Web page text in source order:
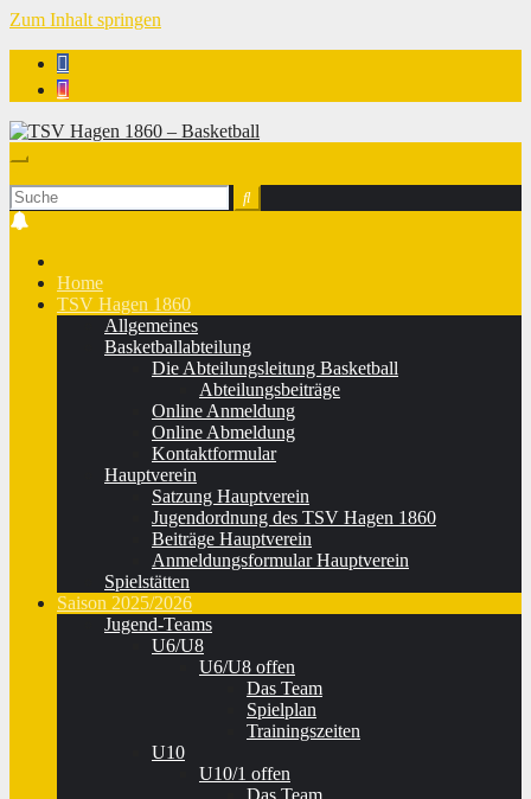
Zum Inhalt springen
Home
TSV Hagen 1860
Allgemeines
Basketballabteilung
Die Abteilungsleitung Basketball
Abteilungsbeiträge
Online Anmeldung
Online Abmeldung
Kontaktformular
Hauptverein
Satzung Hauptverein
Jugendordnung des TSV Hagen 1860
Beiträge Hauptverein
Anmeldungsformular Hauptverein
Spielstätten
Saison 2025/2026
Jugend-Teams
U6/U8
U6/U8 offen
Das Team
Spielplan
Trainingszeiten
U10
U10/1 offen
Das Team